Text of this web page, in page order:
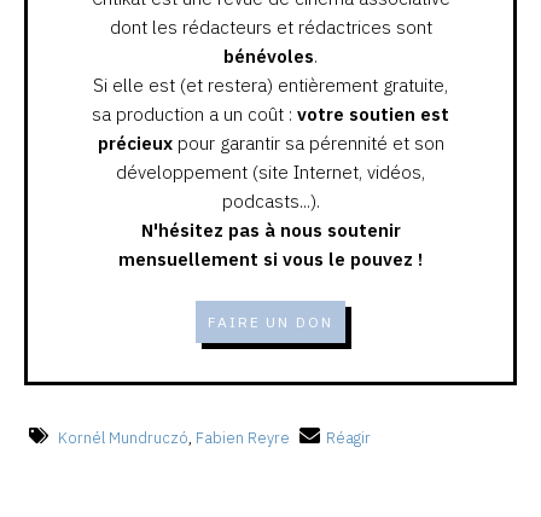
dont les rédacteurs et rédactrices sont
bénévoles.
Si elle est (et restera) entièrement gratuite,
sa production a un coût : votre soutien est
précieuxpour garantir sa pérennité et son
développement (site Internet, vidéos,
podcasts...).
N'hésitez pas à nous soutenir
mensuellement si vous le pouvez !
FAIRE UN DON
Kornél Mundruczó, Fabien Reyre Réagir